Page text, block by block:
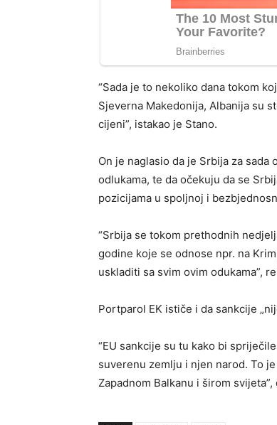
“Sada je to nekoliko dana tokom
Sjeverna Makedonija, Albanija su
cijeni”, istakao je Stano.
On je naglasio da je Srbija za sada
odlukama, te da očekuju da se
pozicijama u spoljnoj i
“Srbija se tokom prethodnih
godine koje se odnose npr. na
uskladiti sa svim ovim odukama”,
Portparol EK ističe i da sankcije
“EU sankcije su tu kako bi
suverenu zemlju i njen narod. To
Zapadnom Balkanu i širom